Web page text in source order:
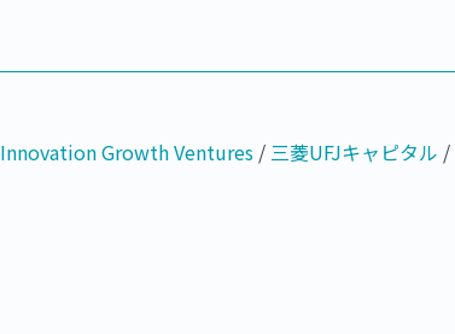
Innovation Growth Ventures / 三菱UFJキャピタル /